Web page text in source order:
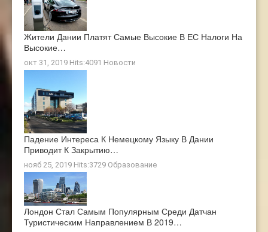
Жители Дании Платят Самые Высокие В ЕС Налоги На
Высокие…
окт 31, 2019 Hits:4091 Новости
Падение Интереса К Немецкому Языку В Дании
Приводит К Закрытию…
нояб 25, 2019 Hits:3729 Образование
Лондон Стал Самым Популярным Среди Датчан
Туристическим Направлением В 2019…